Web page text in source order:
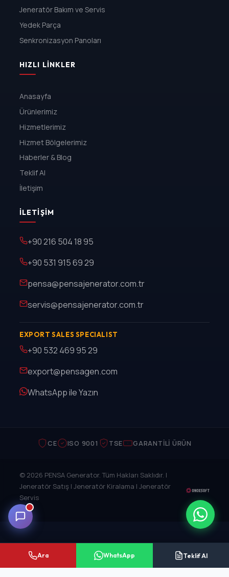
Jeneratör Bakım ve Servis
Yedek Parça
Senkronizasyon Panoları
HIZLI LINKLER
Anasayfa
Ürünlerimiz
Hizmetlerimiz
Hizmet Bölgelerimiz
Haberler & Blog
Teklif Al
İletişim
İLETIŞIM
+90 216 504 18 95
+90 531 915 69 29
pensa@pensajenerator.com.tr
servis@pensajenerator.com.tr
EXPORT SALES SPECIALIST
+90 532 469 95 29
export@pensagen.com
WhatsApp ile Yazın
CE ISO 9001 TSE GARANTILI ÜRÜN
© 2026 PENSA Generator. Tüm Hakları Saklıdır. |
Jeneratör Satış | Jeneratör Kiralama | Jeneratör
Servis
Ara WhatsApp Teklif Al